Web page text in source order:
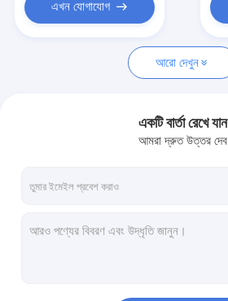
অ্যান্টিজেন র‌্যাপিড টেস্ট কিট
শুষ্ক রসায়ন বিশ্লেষক
এখন যোগাযোগ
আরো দেখুন
একটি বার্তা রেখে যান
আমরা দ্রুত উত্তর দেব